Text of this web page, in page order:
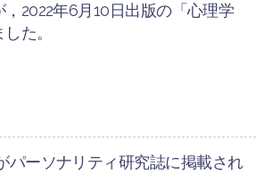
2022年6月10日出版の「心理学
た。
パーソナリティ研究誌に掲載され